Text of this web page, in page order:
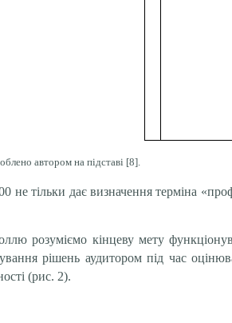
автором на підставі [8].
тільки дає визначення терміна
розуміємо кінцеву мету
рішень аудитором під час
(рис. 2).